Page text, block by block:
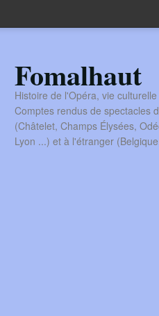
Fomalhaut
Histoire de l'Opéra, vie
Comptes rendus de spectacles
(Châtelet, Champs Élysées,
Lyon ...) et à l'étranger